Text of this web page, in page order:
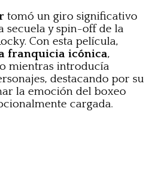
tomó un giro significativo
secuela y spin-off de la
Con esta película,
franquicia icónica,
mientras introducía
destacando por su
la emoción del boxeo
cargada.